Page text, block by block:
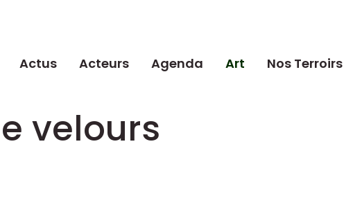
Actus Acteurs Agenda Art Nos Terroirs
velours